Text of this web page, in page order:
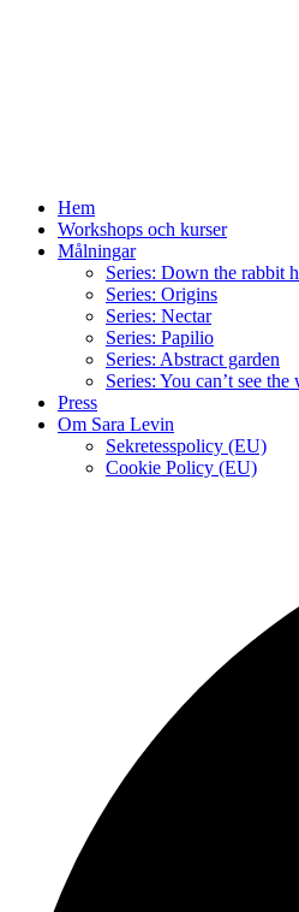
Hem
Workshops och kurser
Målningar
Series: Down the rabbit
Series: Origins
Series: Nectar
Series: Papilio
Series: Abstract garden
Series: You can’t see
Press
Om Sara Levin
Sekretesspolicy (EU)
Cookie Policy (EU)